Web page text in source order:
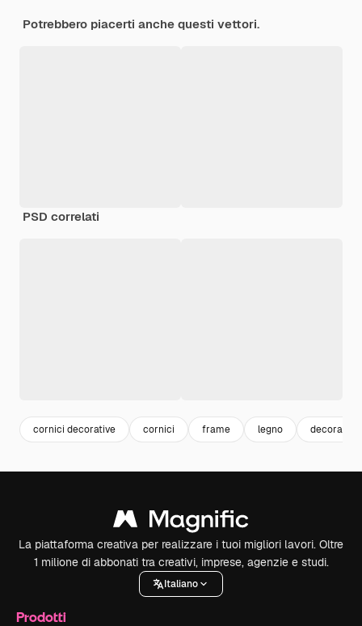
Potrebbero piacerti anche questi vettori.
PSD correlati
cornici decorative cornici frame legno
La piattaforma creativa per realizzare i tuoi migliori lavori. Oltre
1 milione di abbonati tra creativi, imprese, agenzie e studi.
Italiano
Prodotti